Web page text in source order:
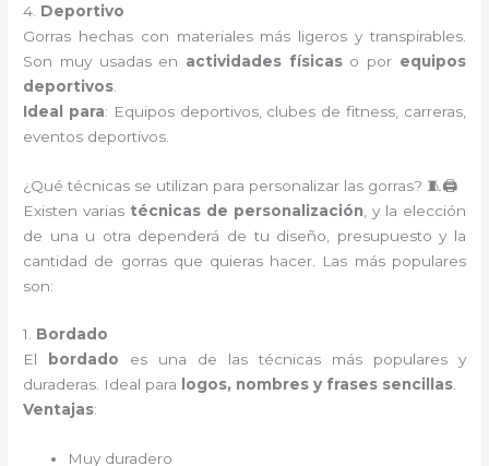
4. Deportivo
Gorras hechas con materiales más ligeros y transpirables.
Son muy usadas en actividades físicaso por equipos
deportivos
Ideal para: Equipos deportivos, clubes de fitness, carreras,
eventos deportivos.
¿Qué técnicas se utilizan para personalizar las gorras? 🧵🖨️
Existen varias técnicas de personalización , y la elección
de una u otra dependerá de tu diseño, presupuesto y la
cantidad de gorras que quieras hacer. Las más populares
son:
1. Bordado
El
bordado es una de las técnicas más populares y
duraderas. Ideal para
logos, nombres y frases sencillas.
Ventajas:
Muy duradero